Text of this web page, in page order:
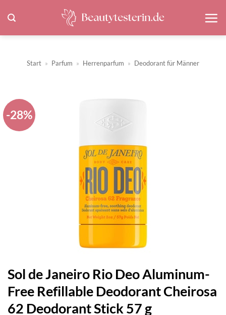
Inhalt
springen
Start » Parfum » Herrenparfum » Deodorant für Männer
-28%
Sol de Janeiro Rio Deo Aluminum-
Free Refillable Deodorant Cheirosa
62 Deodorant Stick 57 g